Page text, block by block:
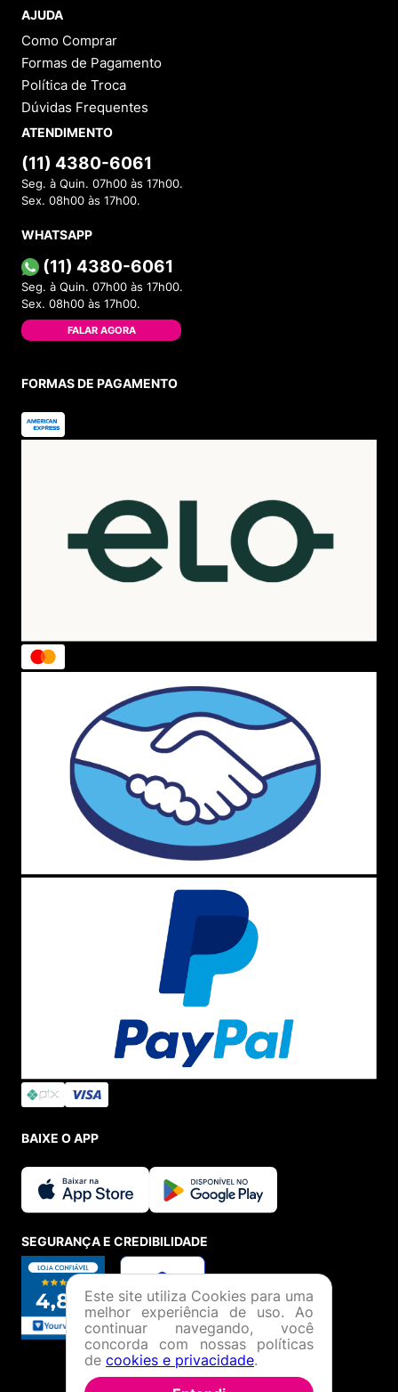
AJUDA
Como Comprar
Formas de Pagamento
Política de Troca
Dúvidas Frequentes
ATENDIMENTO
(11) 4380-6061
Seg. à Quin. 07h00 às 17h00.
Sex. 08h00 às 17h00.
WHATSAPP
(11) 4380-6061
Seg. à Quin. 07h00 às 17h00.
Sex. 08h00 às 17h00.
FALAR AGORA
FORMAS DE PAGAMENTO
BAIXE O APP
SEGURANÇA E CREDIBILIDADE
Este site utiliza Cookies para uma
melhor experiência de uso. Ao
continuar navegando, você
concorda com nossas políticas
de cookies e privacidade.